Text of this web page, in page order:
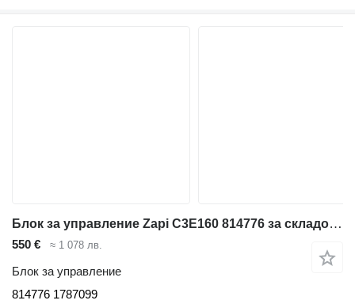
Блок за управление Zapi C3E160 814776 за складова техника BT C3E160
550 € ≈ 1 078 лв.
Блок за управление
814776 1787099